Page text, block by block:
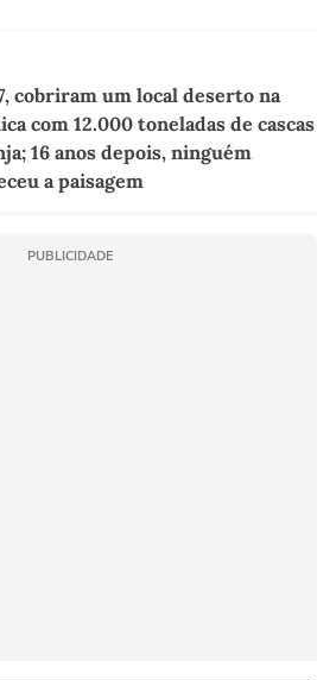
cobriram um local deserto na
com 12.000 toneladas de cascas
16 anos depois, ninguém
a paisagem
PUBLICIDADE